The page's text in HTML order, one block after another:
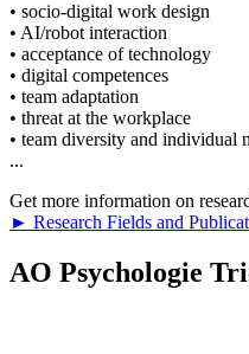
• socio-digital work design
• AI/robot interaction
• acceptance of technology
• digital competences
• team adaptation
• threat at the workplace
• team diversity and individual
...
Get more information on
► Research Fields and
AO Psychologie